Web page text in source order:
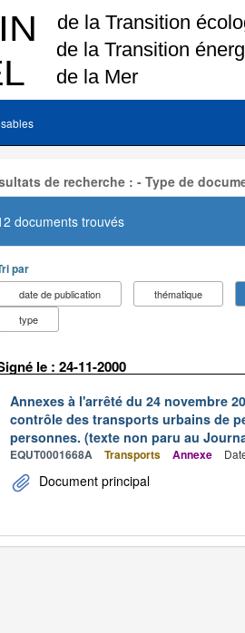
de recherche : - Type de
documents trouvés
par
date de publication thématique
type
le : 24-11-2000
Annexes à l'arrêté du 24 novembre
contrôle des transports urbains de
personnes. (texte non paru au
EQUT0001668A Transports Annexe
Document principal